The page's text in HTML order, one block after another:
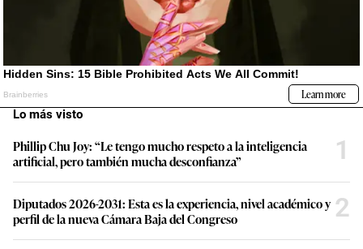
Lo más visto
Phillip Chu Joy: “Le tengo mucho respeto a la inteligencia
artificial, pero también mucha desconfianza”
1
Diputados 2026-2031: Esta es la experiencia, nivel académico y
perfil de la nueva Cámara Baja del Congreso
2